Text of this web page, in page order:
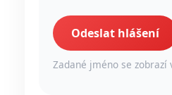
Odeslat hlášení
Zadané jméno se zobrazí